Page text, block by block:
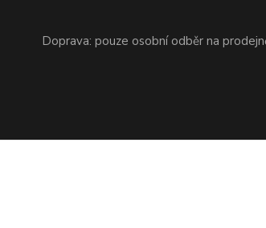
Doprava: pouze osobní odběr na